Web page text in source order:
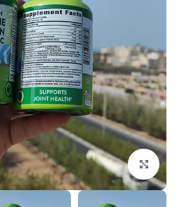
بزرگنمایی تصویر